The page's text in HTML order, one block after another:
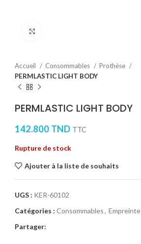
Accueil Consommables
Prothèse
PERMLASTIC LIGHT BODY
PERMLASTIC LIGHT BODY
142.800 TND TTC
Rupture de stock
Ajouter à la liste de souhaits
UGS : KER-60102
Catégories : Consommables, Empreinte
Partager: